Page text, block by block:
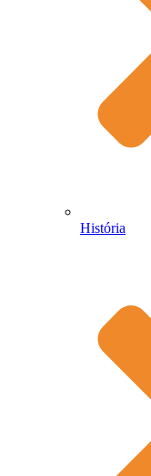
História